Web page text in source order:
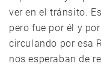
ver en el tránsito.
pero fue por él y
circulando por esa
nos esperaban de